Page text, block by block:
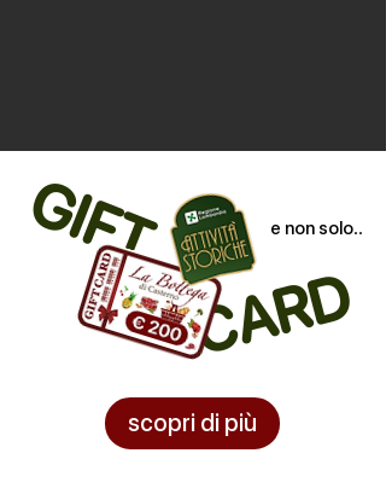
CARD
GIFT e non solo..
scopri di più